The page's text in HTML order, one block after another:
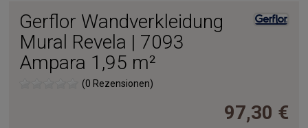
Gerflor Wandverkleidung
Mural Revela | 7093
Ampara 1,95 m²
(0 Rezensionen)
97,30 €